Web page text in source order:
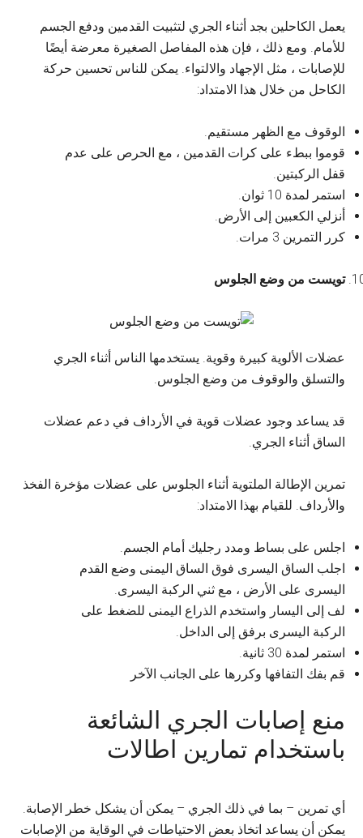
يعمل الكاحلين بجد أثناء الجري لتثبيت القدمين ودفع الجسم
للأمام. ومع ذلك ، فإن هذه المفاصل الصغيرة معرضة أيضًا
للإصابات ، مثل الإجهاد والالتواء. يمكن للناس تحسين حركة
الكاحل من خلال هذا الامتداد:
الوقوف مع الظهر مستقيم.
قوموا ببطء على كرات القدمين ، مع الحرص على عدم
قفل الركبتين.
استمر لمدة 10 ثوان.
أنزلي الكعبين إلى الأرض.
كرر التمرين 3 مرات.
تويست من وضع الجلوس
عضلات الألوية كبيرة وقوية. يستخدمها الناس أثناء الجري
والتسلق والوقوف من وضع الجلوس.
قد يساعد وجود عضلات قوية في الأرداف في دعم عضلات
الساق أثناء الجري.
تمرين الإطالة الملتوية أثناء الجلوس على عضلات مؤخرة الفخذ
والأرداف. للقيام بهذا الامتداد:
اجلس على بساط ومدد رجليك أمام الجسم.
اجلب الساق اليسرى فوق الساق اليمنى وضع القدم
اليسرى على الأرض ، مع ثني الركبة اليسرى.
لف إلى اليسار واستخدم الذراع اليمنى للضغط على
الركبة اليسرى برفق إلى الداخل.
استمر لمدة 30 ثانية.
قم بفك التفافها وكررها على الجانب الآخر
منع إصابات الجري الشائعة
باستخدام تمارين اطالات
أي تمرين – بما في ذلك الجري – يمكن أن يشكل خطر الإصابة.
يمكن أن يساعد اتخاذ بعض الاحتياطات في الوقاية من الإصابات